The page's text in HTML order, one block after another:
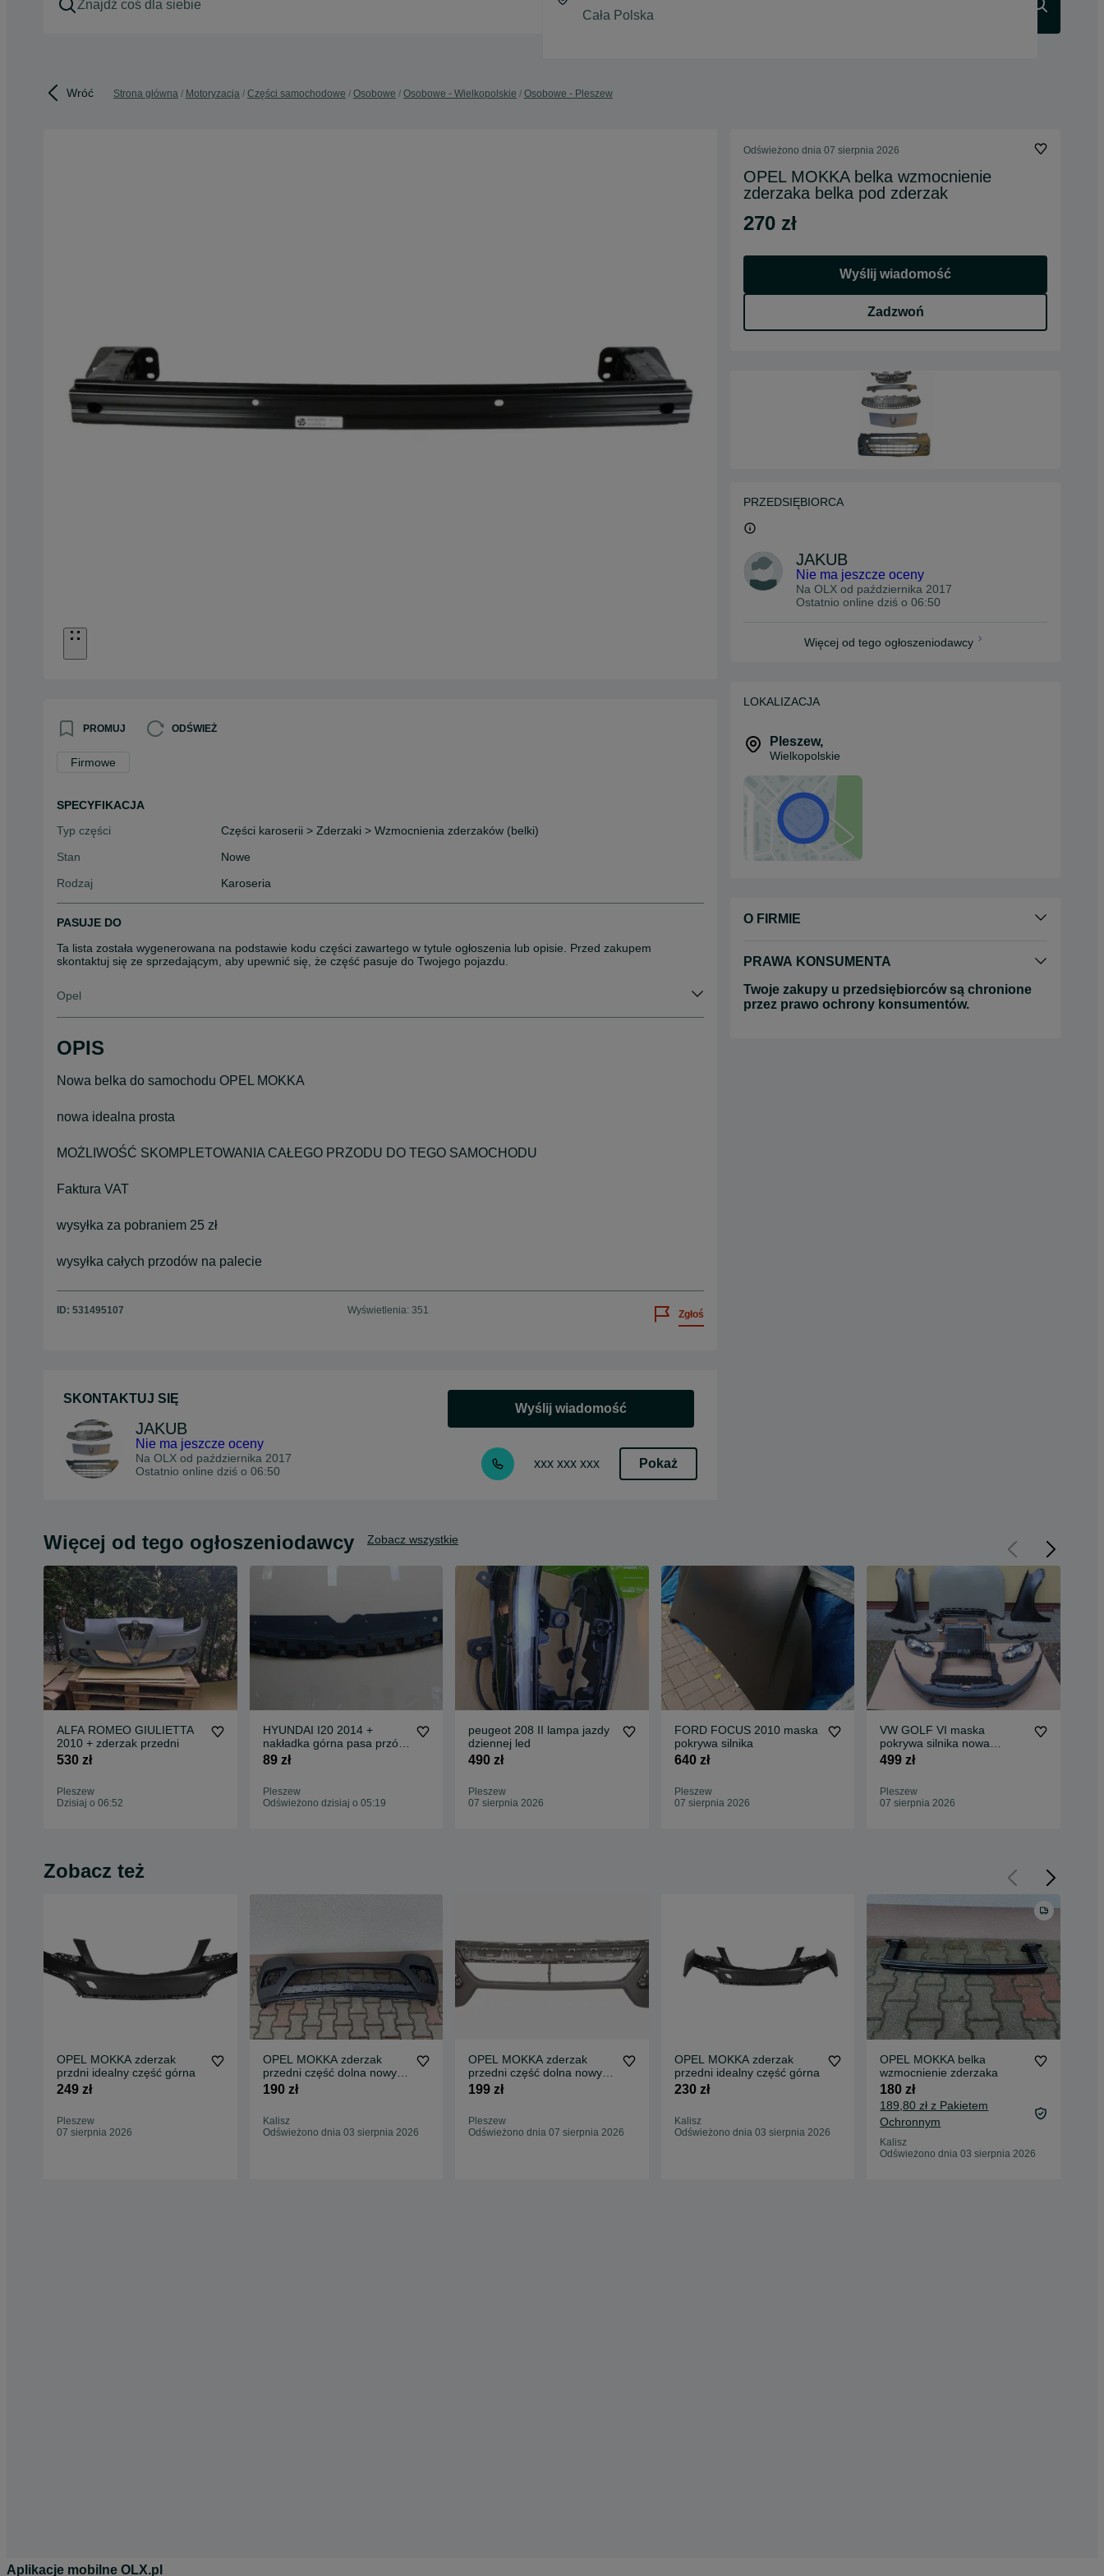
Wróć Strona główna Motoryzacja Części samochodowe Osobowe Osobowe - Wielkopolskie Osobowe - Pleszew
PROMUJ ODŚWIEŻ
Firmowe
SPECYFIKACJA
Typ części
Części karoserii > Zderzaki > Wzmocnienia zderzaków (belki)
Stan
Nowe
Rodzaj
Karoseria
PASUJE DO
Ta lista została wygenerowana na podstawie kodu części zawartego w tytule ogłoszenia lub opisie. Przed zakupem
skontaktuj się ze sprzedającym, aby upewnić się, że część pasuje do Twojego pojazdu.
Opel
OPIS
Nowa belka do samochodu OPEL MOKKA
nowa idealna prosta
MOŻLIWOŚĆ SKOMPLETOWANIA CAŁEGO PRZODU DO TEGO SAMOCHODU
Faktura VAT
wysyłka za pobraniem 25 zł
wysyłka całych przodów na palecie
ID: 531495107 Wyświetlenia: 351 Zgłoś
SKONTAKTUJ SIĘ
JAKUB
Nie ma jeszcze oceny
Na OLX od października 2017
Ostatnio online dziś o 06:50
Wyślij wiadomość
xxx xxx xxx Pokaż
Odświeżono dnia 07 sierpnia 2026
OPEL MOKKA belka wzmocnienie
zderzaka belka pod zderzak
270 zł
Wyślij wiadomość
Zadzwoń
PRZEDSIĘBIORCA
JAKUB
Nie ma jeszcze oceny
Na OLX od października 2017
Ostatnio online dziś o 06:50
Więcej od tego ogłoszeniodawcy
LOKALIZACJA
Pleszew,
Wielkopolskie
O FIRMIE
PRAWA KONSUMENTA
Twoje zakupy u przedsiębiorców są chronione
przez prawo ochrony konsumentów.
Więcej od tego ogłoszeniodawcy Zobacz wszystkie
ALFA ROMEO GIULIETTA
2010 + zderzak przedni
530 zł
Pleszew
Dzisiaj o 06:52
HYUNDAI I20 2014 +
nakładka górna pasa przód
osłona atrapa
89 zł
Pleszew
Odświeżono dzisiaj o 05:19
peugeot 208 II lampa jazdy
dziennej led
490 zł
Pleszew
07 sierpnia 2026
FORD FOCUS 2010 maska
pokrywa silnika
640 zł
Pleszew
07 sierpnia 2026
VW GOLF VI maska
pokrywa silnika nowa
idealna CAŁE PRZODY
499 zł
Pleszew
07 sierpnia 2026
Zobacz też
OPEL MOKKA zderzak
przdni idealny część górna
249 zł
Pleszew
07 sierpnia 2026
OPEL MOKKA zderzak
przedni część dolna nowy
idealny
190 zł
Kalisz
Odświeżono dnia 03 sierpnia 2026
OPEL MOKKA zderzak
przedni część dolna nowy
idealny
199 zł
Pleszew
Odświeżono dnia 07 sierpnia 2026
OPEL MOKKA zderzak
przedni idealny część górna
230 zł
Kalisz
Odświeżono dnia 03 sierpnia 2026
OPEL MOKKA belka
wzmocnienie zderzaka
180 zł
189,80 zł z Pakietem
Ochronnym
Kalisz
Odświeżono dnia 03 sierpnia 2026
Aplikacje mobilne OLX.pl